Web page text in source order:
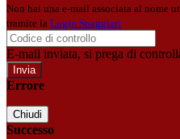
Non hai una e-mail associata al nome
tramite la Login Spaggiari
E-mail inviata, si prega di
Errore
Chiudi
Successo